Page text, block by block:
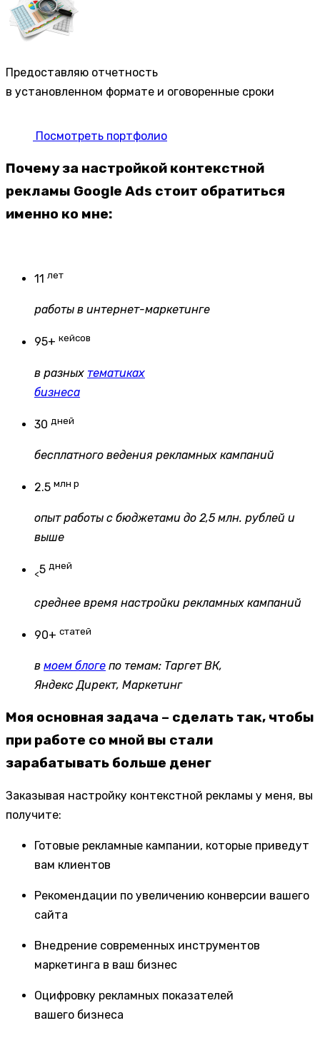
Предоставляю отчетность
в установленном формате и оговоренные сроки
Посмотреть портфолио
Почему за настройкой контекстной
рекламы Google Ads стоит обратиться
именно ко мне:
11 лет
работы в интернет-маркетинге
95+ кейсов
в разных тематиках
бизнеса
30 дней
бесплатного ведения рекламных кампаний
2.5 млн р
опыт работы с бюджетами до 2,5 млн. рублей и
выше
<5 дней
среднее время настройки рекламных кампаний
90+ статей
в моем блоге по темам: Таргет ВК,
Яндекс Директ, Маркетинг
Моя основная задача – сделать так, чтобы
при работе со мной вы стали
зарабатывать больше денег
Заказывая настройку контекстной рекламы у меня, вы
получите:
Готовые рекламные кампании, которые приведут
вам клиентов
Рекомендации по увеличению конверсии вашего
сайта
Внедрение современных инструментов
маркетинга в ваш бизнес
Оцифровку рекламных показателей
вашего бизнеса